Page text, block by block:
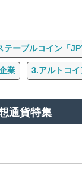
テーブルコイン「
業 3.アルトコ
通貨特集